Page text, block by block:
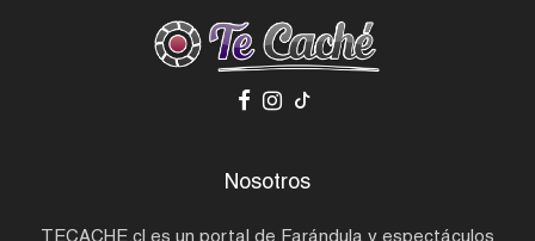
Nosotros
TECACHE.cl es un portal de Farándula y espectáculos